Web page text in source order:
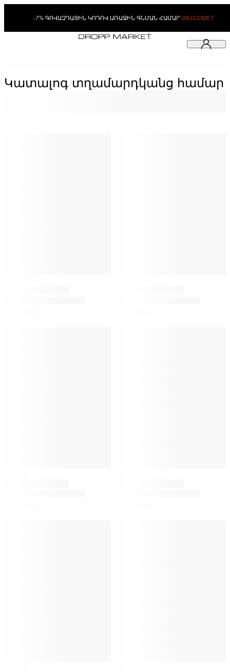
-7% ԳՈՎԱԶԴԱՅԻՆ ԿՈԴՈՎ ԱՌԱՋԻՆ ԳՆՄԱՆ ՀԱՄԱՐ WELCOME7
Կատալոգ տղամարդկանց համար